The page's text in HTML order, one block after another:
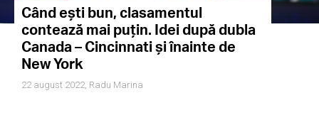
Când ești bun, clasamentul
contează mai puțin. Idei după dubla
Canada – Cincinnati și înainte de
New York
22 august 2022, Radu Marina